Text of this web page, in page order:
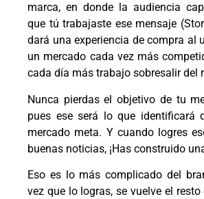
marca, en donde la audiencia
que tú trabajaste ese mensaje
dará una experiencia de compra al
un mercado cada vez más
cada día más trabajo sobresalir del
Nunca pierdas el objetivo de tu
pues ese será lo que identificará
mercado meta. Y cuando logres
buenas noticias, ¡Has construido
Eso es lo más complicado del
vez que lo logras, se vuelve el